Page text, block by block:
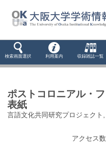
検索画面選択 利用案内 収録雑誌一覧
ポストコロニアル・
表紙
言語文化共同研究プロジェクト
アクセス